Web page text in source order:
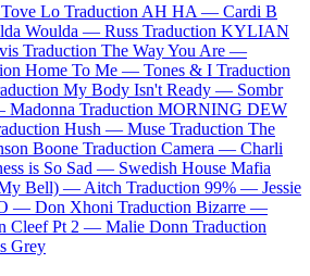
Tove Lo Traduction AH HA — Cardi B
Woulda — Russ Traduction KYLIAN
Traduction The Way You Are —
Home To Me — Tones & I Traduction
My Body Isn't Ready — Sombr
Madonna Traduction MORNING DEW
Hush — Muse Traduction The
Boone Traduction Camera — Charli
is So Sad — Swedish House Mafia
My Bell) — Aitch Traduction 99% — Jessie
— Don Xhoni Traduction Bizarre —
Cleef Pt 2 — Malie Donn Traduction
Grey